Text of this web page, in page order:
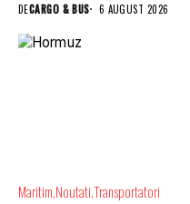
DECARGO & BUS 6 AUGUST 2026
Maritim NoutatiTransportatori